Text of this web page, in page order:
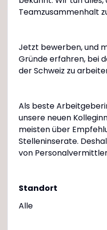
Teamzusammenhalt
Jetzt bewerben, und
Gründe erfahren, bei
der Schweiz zu
Als beste
unsere neuen
meisten über
Stelleninserate.
von
Standort
Alle